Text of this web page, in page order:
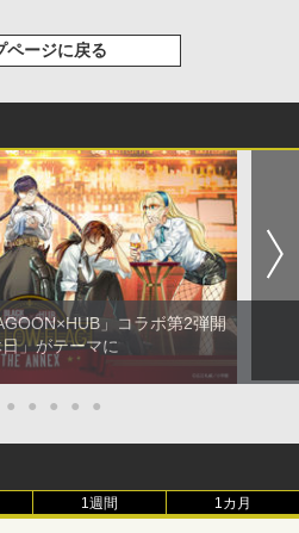
ページに戻る
」コラボ第2弾開
」がテーマに
● ● ● ● ●
1週間 1カ月